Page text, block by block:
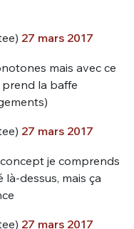
27 mars 2017
mais avec ce
la baffe
27 mars 2017
je comprends
dessus, mais ça
27 mars 2017